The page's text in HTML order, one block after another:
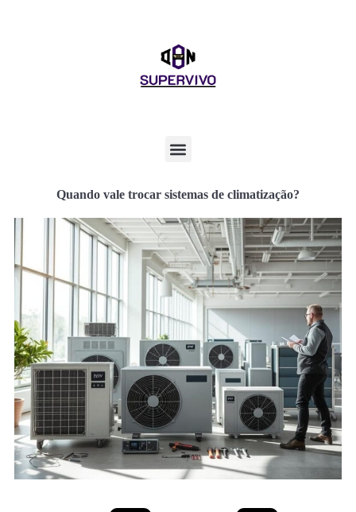
Quando vale trocar sistemas de climatização?